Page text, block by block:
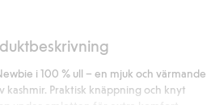
i 100 % ull – en mjuk och värmande
kashmir. Praktisk knäppning och knyt